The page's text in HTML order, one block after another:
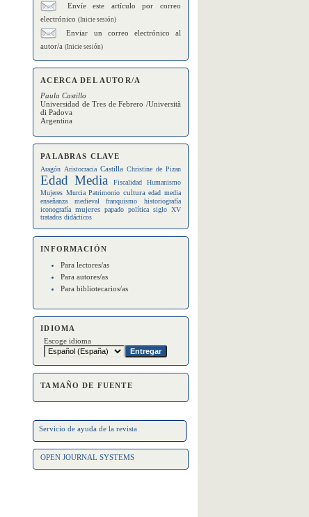
Envíe este artículo por correo
electrónico(Inicie sesión)
Enviar un correo electrónico al
autor/a(Inicie sesión)
ACERCA DEL AUTOR/A
Paula Castillo
Universidad de Tres de Febrero /Università
di Padova
Argentina
PALABRAS CLAVE
Aragón Aristocracia Castilla Christine de Pizan
Edad Media Fiscalidad
Humanismo
Mujeres Murcia Patrimonio cultura edad media
enseñanza medieval
franquismo
historiografía
iconografía mujeres papado política siglo XV
tratados didácticos
INFORMACIÓN
Para lectores/as
Para autores/as
Para bibliotecarios/as
IDIOMA
Escoge idioma
TAMAÑO DE FUENTE
Servicio de ayuda de la revista
OPEN JOURNAL SYSTEMS